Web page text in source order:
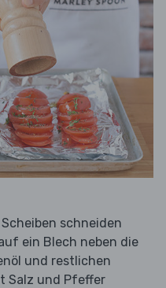
schneiden
ein Blech neben die
und restlichen
Salz und Pfeffer